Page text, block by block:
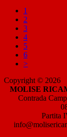
1
2
3
4
5
6
>
Copyright © 2026
MOLISE
Contrada
Partita